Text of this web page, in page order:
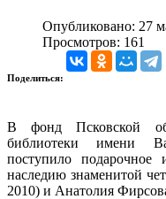
Опубликовано: 27
Просмотров: 161
Поделиться:
В фонд Псковской
библиотеки имени
поступило подарочное
наследию знаменитой
2010) и Анатолия